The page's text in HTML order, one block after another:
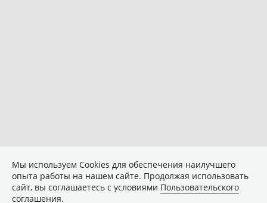
Мы используем Сookies для обеспечения наилучшего
опыта работы на нашем сайте. Продолжая использовать
сайт, вы соглашаетесь с условиями Пользовательского
соглашения.